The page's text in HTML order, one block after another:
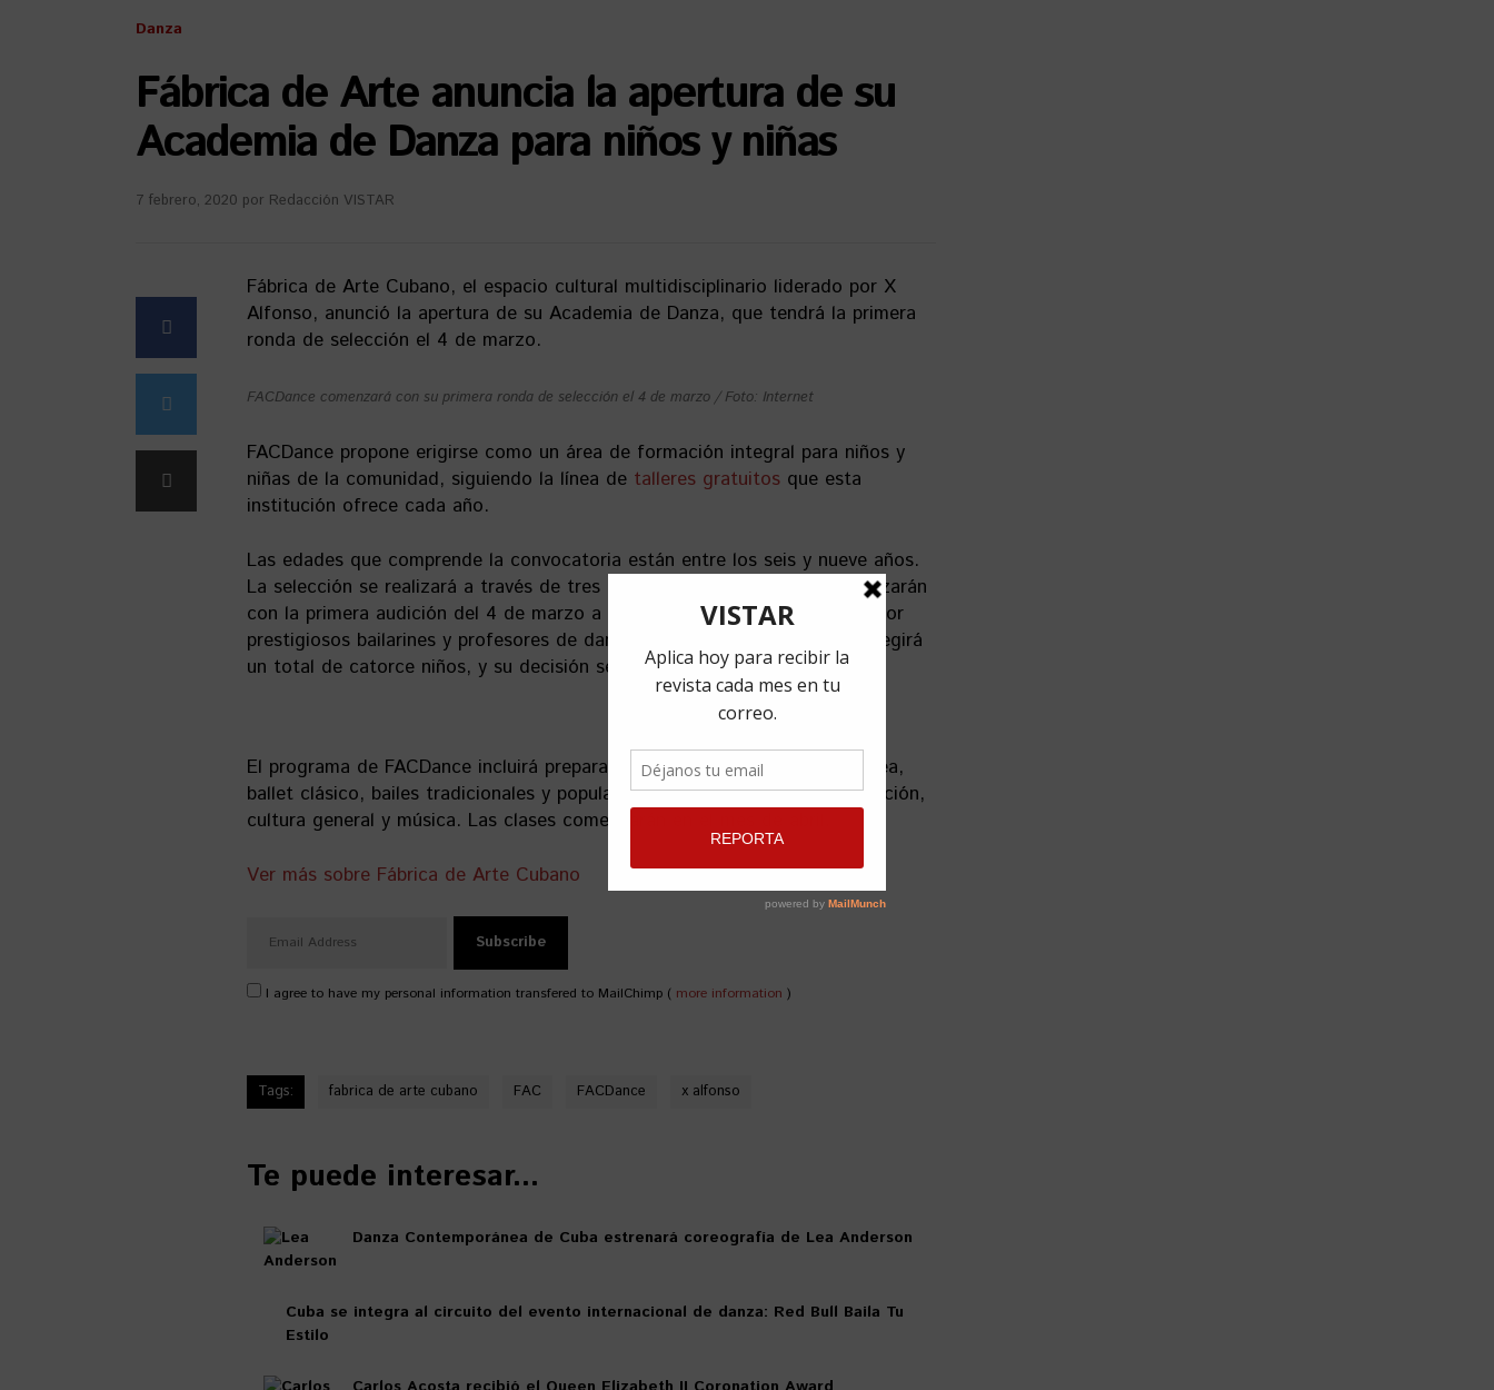
Danza
Fábrica de Arte anuncia la apertura de su
Academia de Danza para niños y niñas
7 febrero, 2020 por Redacción VISTAR
Fábrica de Arte Cubano, el espacio cultural multidisciplinario liderado por X
Alfonso, anunció la apertura de su Academia de Danza, que tendrá la primera
ronda de selección el 4 de marzo.
FACDance comenzará con su primera ronda de selección el 4 de marzo / Foto: Internet
FACDance propone erigirse como un área de formación integral para niños y
niñas de la comunidad, siguiendo la línea de talleres gratuitos que esta
institución ofrece cada año.
Las edades que comprende la convocatoria están entre los seis y nueve años.
La selección se realizará a través de tres rondas eliminatorias que comenzarán
con la primera audición del 4 de marzo a las 4:30. El jurado, compuesto por
prestigiosos bailarines y profesores de danza clásica y contemporánea, elegirá
un total de catorce niños, y su decisión será inapelable.
El programa de FACDance incluirá preparación física, danza contemporánea,
ballet clásico, bailes tradicionales y populares e introducción a la composición,
cultura general y música. Las clases comenzarán en el mes de abril.
Ver más sobre Fábrica de Arte Cubano
I agree to have my personal information transfered to MailChimp ( more information )
Tags: fabrica de arte cubano FAC FACDance x alfonso
Te puede interesar...
Danza Contemporánea de Cuba estrenará coreografía de Lea Anderson
Cuba se integra al circuito del evento internacional de danza: Red Bull Baila Tu
Estilo